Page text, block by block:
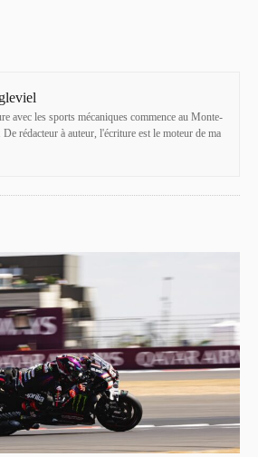
avec les sports mécaniques commence au Monte-
rédacteur à auteur, l'écriture est le moteur de ma